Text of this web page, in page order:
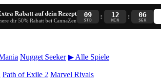
Rabatt auf dein Rezept
dir 50% Rabatt bei CannaZen
09
STD : 12
MIN : 06
SEK
Nugget Seeker ▶ Alle Spiele
Path of Exile 2 Marvel Rivals